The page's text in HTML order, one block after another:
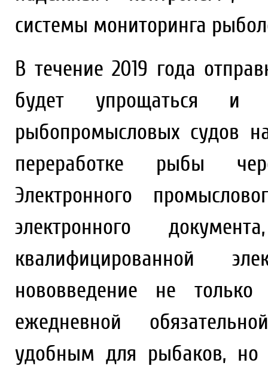
системы мониторинга
В течение 2019 года
будет упрощаться и
рыбопромысловых судов
переработке рыбы
Электронного
электронного
квалифицированной
нововведение не
ежедневной
удобным для рыбаков, но